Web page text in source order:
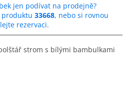
jen podívat na prodejně?
produktu 33668, nebo si rovnou
rezervaci.